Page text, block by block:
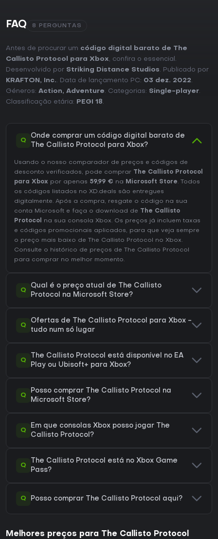
É uma boa opção para quem se interessa pela
combinação de mecânicas de survival horror com uma
com seus sistemas e entrega uma campanha autônoma
FAQ 8 PERGUNTAS
Antes de procurar um código digital barato de The
Callisto Protocol para Xbox, confira o essencial.
Desenvolvido por Striking Distance Studios. Publicado por
KRAFTON, Inc.. Data de lançamento PC: 03 dez. 2022.
Géneros: Action, Adventure. Categorias: Single-player.
Classificação etária:
PEGI 18.
Q
Onde comprar um código digital barato de
The Callisto Protocol para Xbox?
Usando o nosso comparador de preços e códigos de
desconto verificados, pode comprar
The Callisto Protocol
para Xbox por apenas 59,99 € na Microsoft Store. Todos
os códigos listados no XD.deals são entregues
digitalmente. Após a compra, resgate o código na sua
conta Microsoft e faça o download de
The Callisto
Protocol
na sua consola Xbox. Os preços já incluem taxas
e códigos promocionais aplicados, para que veja sempre
o preço mais baixo de The Callisto Protocol no Xbox.
Consulte o histórico de preços de The Callisto Protocol
para comprar no melhor momento.
Q
Qual é o preço atual de The Callisto
Protocol na Microsoft Store?
Q
Ofertas de The Callisto Protocol para Xbox -
tudo num só lugar
Q
The Callisto Protocol está disponível no EA
Play ou Ubisoft+ para Xbox?
Q
Posso comprar The Callisto Protocol na
Microsoft Store?
Q
Em que consolas Xbox posso jogar The
Callisto Protocol?
Q
The Callisto Protocol está no Xbox Game
Pass?
Q Posso comprar The Callisto Protocol aqui?
Melhores preços para The Callisto Protocol